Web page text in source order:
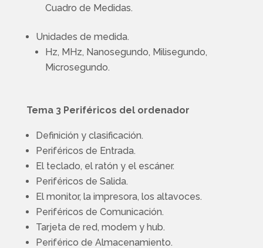
Cuadro de Medidas.
Unidades de medida.
Hz, MHz, Nanosegundo, Milisegundo,
Microsegundo.
Tema 3 Periféricos del ordenador
Definición y clasificación.
Periféricos de Entrada.
El teclado, el ratón y el escáner.
Periféricos de Salida.
El monitor, la impresora, los altavoces.
Periféricos de Comunicación.
Tarjeta de red, modem y hub.
Periférico de Almacenamiento.